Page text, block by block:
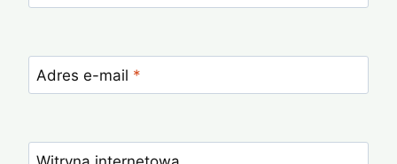
Adres e-mail *